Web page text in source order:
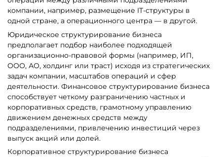
компании, например, размещение IT-структуры в
одной стране, а операционного центра — в другой.
Юридическое структурирование бизнеса
предполагает подбор наиболее подходящей
организационно-правовой формы (например, ИП,
ООО, АО, холдинг или траст) исходя из стратегических
задач компании, масштабов операций и сфер
деятельности. Финансовое структурирование бизнеса
способствует четкому разграничению частных и
корпоративных средств, грамотному управлению
движением денежных средств между
подразделениями, привлечению инвестиций через
выпуск акций или долей.
Корпоративное структурирование бизнеса